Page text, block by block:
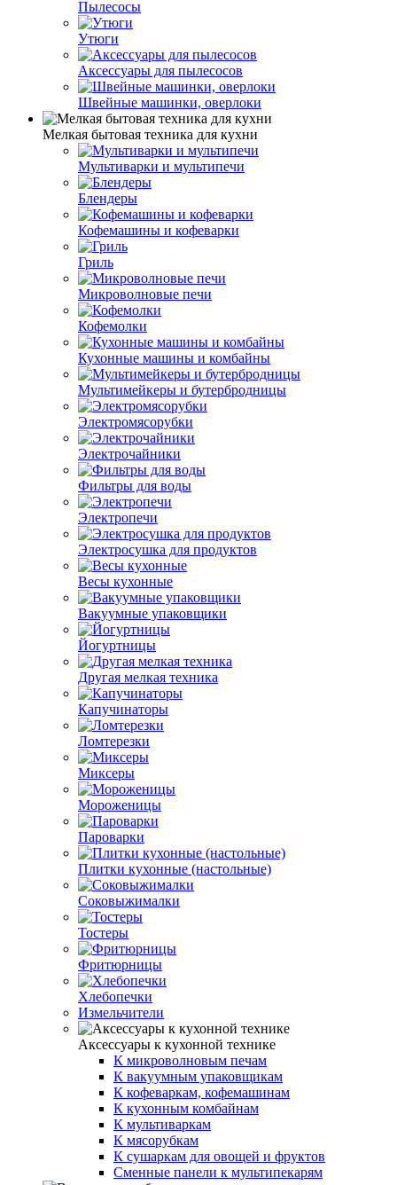
Пылесосы
Утюги
Аксессуары для пылесосов
Швейные машинки, оверлоки
Мелкая бытовая техника для кухни
Мультиварки и мультипечи
Блендеры
Кофемашины и кофеварки
Гриль
Микроволновые печи
Кофемолки
Кухонные машины и комбайны
Мультимейкеры и бутербродницы
Электромясорубки
Электрочайники
Фильтры для воды
Электропечи
Электросушка для продуктов
Весы кухонные
Вакуумные упаковщики
Йогуртницы
Другая мелкая техника
Капучинаторы
Ломтерезки
Миксеры
Мороженицы
Пароварки
Плитки кухонные (настольные)
Соковыжималки
Тостеры
Фритюрницы
Хлебопечки
Измельчители
Аксессуары к кухонной технике
К микроволновым печам
К вакуумным упаковщикам
К кофеваркам, кофемашинам
К кухонным комбайнам
К мультиваркам
К мясорубкам
К сушаркам для овощей и фруктов
Сменные панели к мультипекарям